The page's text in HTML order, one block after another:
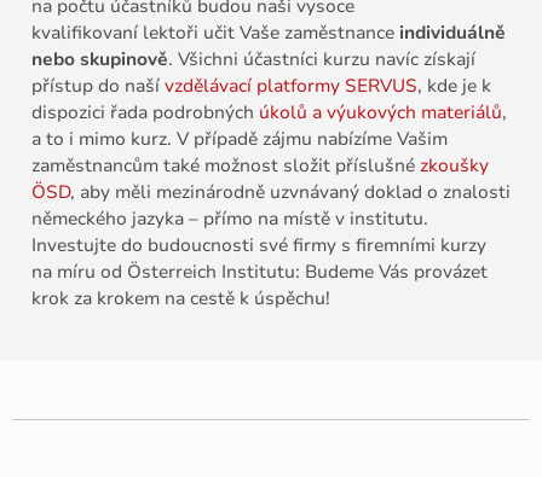
na počtu účastníků budou naši vysoce
kvalifikovaní lektoři učit Vaše zaměstnance individuálně
nebo skupinově. Všichni účastníci kurzu navíc získají
přístup do naší vzdělávací platformy SERVUS, kde je k
dispozici řada podrobných úkolů a výukových materiálů,
a to i mimo kurz. V případě zájmu nabízíme Vašim
zaměstnancům také možnost složit příslušné zkoušky
ÖSD, aby měli mezinárodně uzvnávaný doklad o znalosti
německého jazyka – přímo na místě v institutu.
Investujte do budoucnosti své firmy s firemními kurzy
na míru od Österreich Institutu: Budeme Vás provázet
krok za krokem na cestě k úspěchu!